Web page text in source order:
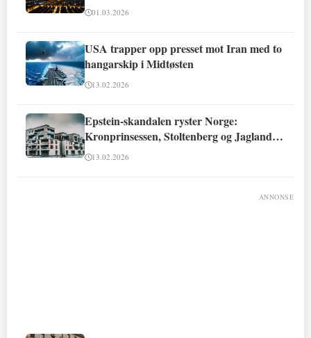
01.03.2026
USA trapper opp presset mot Iran med to
hangarskip i Midtøsten
13.02.2026
Epstein-skandalen ryster Norge:
Kronprinsessen, Stoltenberg og Jagland
involvert
13.02.2026
ANNONSE